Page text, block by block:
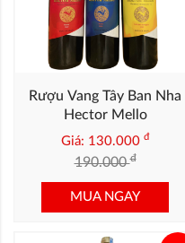
Rượu Vang Tây Ban Nha
Hector Mello
Giá: 130.000 đ
190.000đ
MUA NGAY